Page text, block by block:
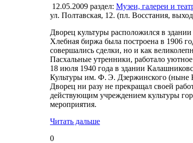
12.05.2009 раздел: Музеи, галереи и
ул. Полтавская, 12. (пл. Восстания,
Дворец культуры расположился в
Хлебная биржа была построена в 1906
совершались сделки, но и как
Пасхальные утренники, работало
18 июля 1940 года в здании
Культуры им. Ф. Э. Дзержинского
Дворец ни разу не прекращал своей
действующим учреждением культуры
мероприятия.
Читать дальше
0